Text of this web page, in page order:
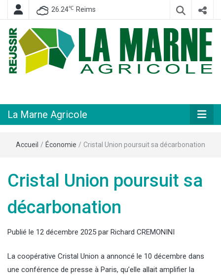
26.24℃ Reims
Agricole
La Marne Agricole
Accueil / Économie / Cristal Union poursuit sa décarbonation
Cristal Union poursuit sa
décarbonation
Publié le 12 décembre 2025 par Richard CREMONINI
La coopérative Cristal Union a annoncé le 10 décembre dans
une conférence de presse à Paris, qu’elle allait amplifier la